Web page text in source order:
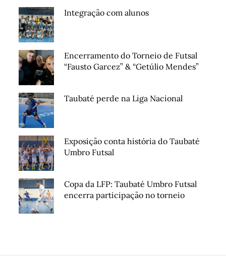
Integração com alunos
Encerramento do Torneio de Futsal
“Fausto Garcez” & “Getúlio Mendes”
Taubaté perde na Liga Nacional
Exposição conta história do Taubaté
Umbro Futsal
Copa da LFP: Taubaté Umbro Futsal
encerra participação no torneio